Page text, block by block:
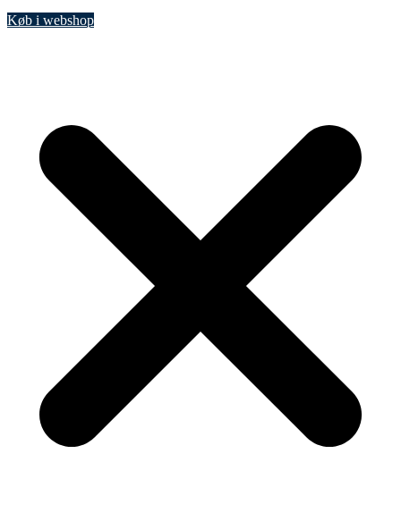
Køb i webshop